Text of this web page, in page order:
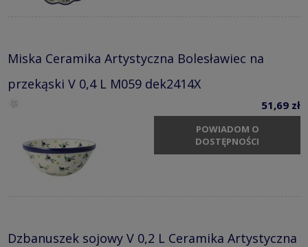
Miska Ceramika Artystyczna Bolesławiec na
przekąski V 0,4 L M059 dek2414X
51,69 zł
POWIADOM O
DOSTĘPNOŚCI
Dzbanuszek sojowy V 0,2 L Ceramika Artystyczna